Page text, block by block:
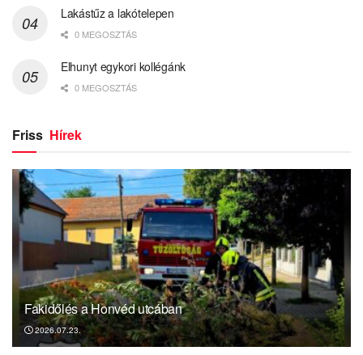
Lakástűz a lakótelepen
0 MEGOSZTÁS
Elhunyt egykori kollégánk
0 MEGOSZTÁS
Friss Hírek
Fakidőlés a Honvéd utcában
2026.07.23.